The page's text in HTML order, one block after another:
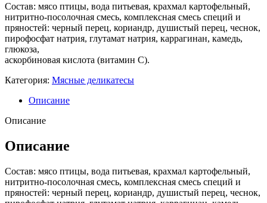
Состав: мясо птицы, вода питьевая, крахмал картофельный,
нитритно-посолочная смесь, комплексная смесь специй и
пряностей: черный перец, кориандр, душистый перец, чеснок,
пирофосфат натрия, глутамат натрия, каррагинан, камедь,
глюкоза,
аскорбиновая кислота (витамин С).
Категория: Мясные деликатесы
Описание
Описание
Описание
Состав: мясо птицы, вода питьевая, крахмал картофельный,
нитритно-посолочная смесь, комплексная смесь специй и
пряностей: черный перец, кориандр, душистый перец, чеснок,